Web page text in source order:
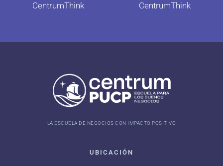
CentrumThink CentrumThink
LA ESCUELA DE NEGOCIOS CON IMPACTO POSITIVO
UBICACIÓN